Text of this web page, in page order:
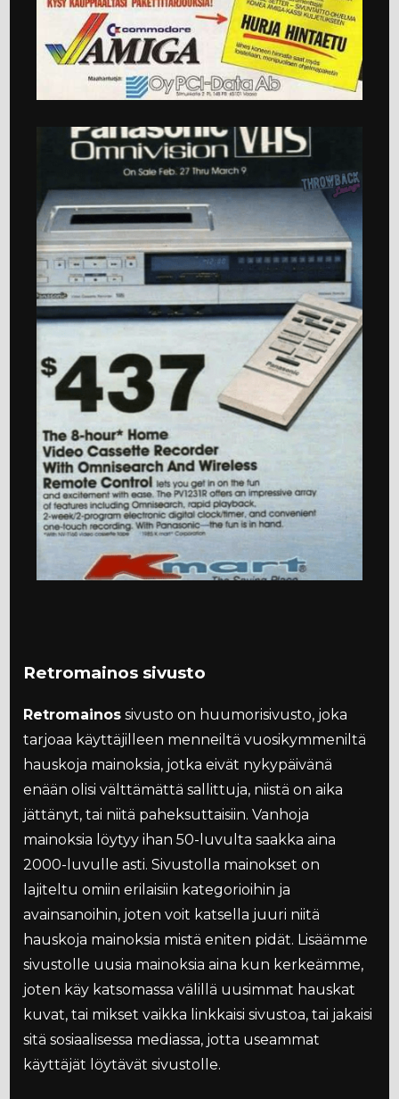
Retromainos sivusto
Retromainos sivusto on huumorisivusto, joka
tarjoaa käyttäjilleen menneiltä vuosikymmeniltä
hauskoja mainoksia, jotka eivät nykypäivänä
enään olisi välttämättä sallittuja, niistä on aika
jättänyt, tai niitä paheksuttaisiin. Vanhoja
mainoksia löytyy ihan 50-luvulta saakka aina
2000-luvulle asti. Sivustolla mainokset on
lajiteltu omiin erilaisiin kategorioihin ja
avainsanoihin, joten voit katsella juuri niitä
hauskoja mainoksia mistä eniten pidät. Lisäämme
sivustolle uusia mainoksia aina kun kerkeämme,
joten käy katsomassa välillä uusimmat hauskat
kuvat, tai mikset vaikka linkkaisi sivustoa, tai jakaisi
sitä sosiaalisessa mediassa, jotta useammat
käyttäjät löytävät sivustolle.